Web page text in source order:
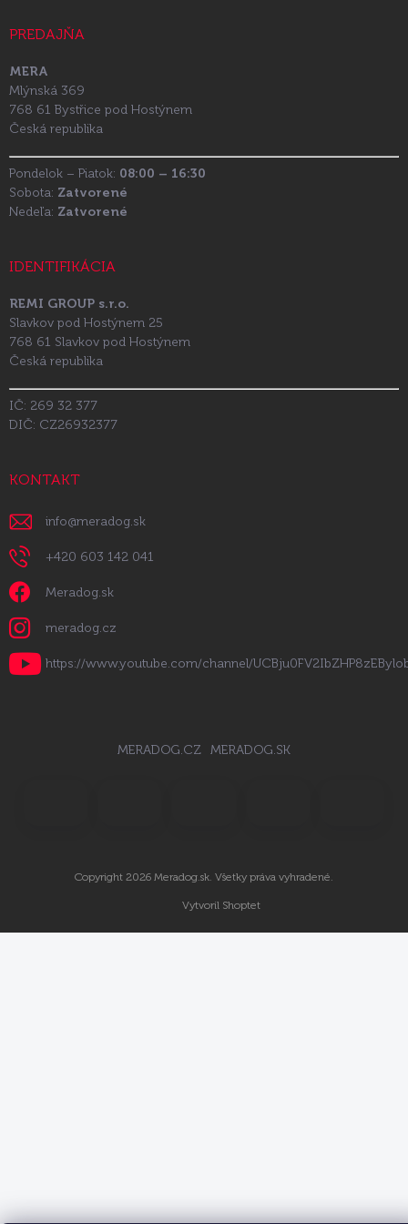
PREDAJŇA
MERA
Mlýnská 369
768 61 Bystřice pod Hostýnem
Česká republika
Pondelok – Piatok: 08:00 – 16:30
Sobota: Zatvorené
Nedeľa: Zatvorené
IDENTIFIKÁCIA
REMI GROUP s.r.o.
Slavkov pod Hostýnem 25
768 61 Slavkov pod Hostýnem
Česká republika
IČ: 269 32 377
DIČ: CZ26932377
KONTAKT
info@meradog.sk
+420 603 142 041
Meradog.sk
meradog.cz
https://www.youtube.com/channel/
MERADOG.CZ MERADOG.SK
Vytvoril Shoptet
Copyright 2026 Meradog.sk. Všetky práva vyhradené.